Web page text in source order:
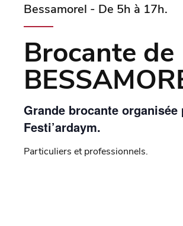
Bessamorel - De 5h à 17h.
Brocante de
Grande brocante organisée
Festi’ardaym.
Particuliers et professionnels.